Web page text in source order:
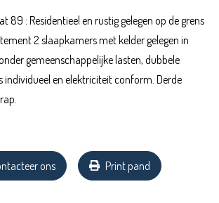
89 : Residentieel en rustig gelegen op de grens
2 slaapkamers met kelder gelegen in
gemeenschappelijke lasten, dubbele
individueel en elektriciteit conform. Derde
ons Print pand